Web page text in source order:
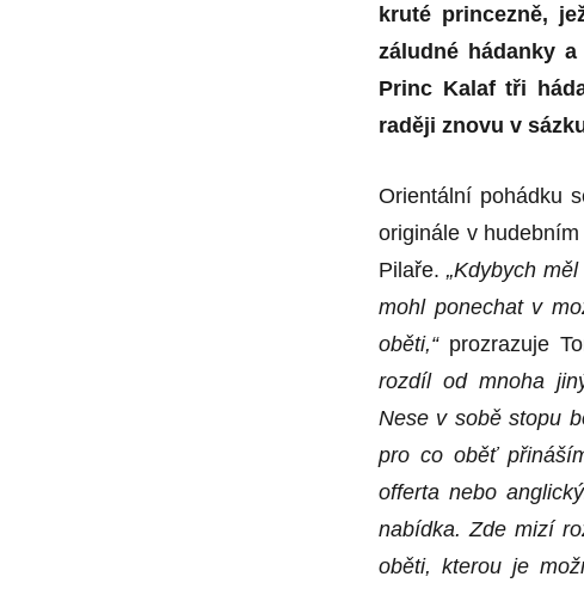
kruté princezně,
záludné hádanky
Princ Kalaf tři
raději znovu v
Orientální pohádku
originále v
Pilaře.„Kdybych
mohl ponechat v
oběti,“prozrazuje
rozdíl od mnoha
Nese v sobě stopu
pro co oběť
offerta nebo
nabídka. Zde mizí
oběti, kterou je